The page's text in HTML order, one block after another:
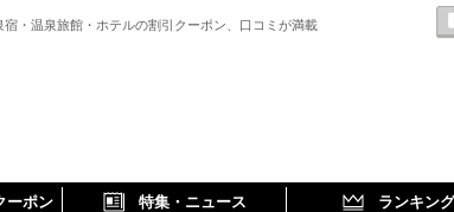
宿・温泉旅館・ホテルの割引クーポン、口コミが満載
ーポン 特集・ニュース ランキング